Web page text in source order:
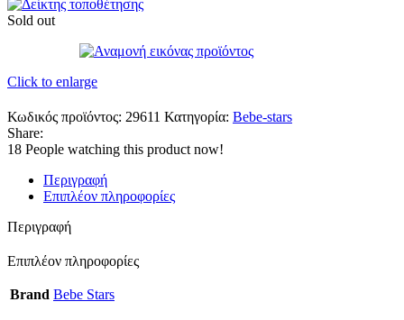
Sold out
Click to enlarge
Κωδικός προϊόντος: 29611 Κατηγορία: Bebe-stars
Share:
18 People watching this product now!
Περιγραφή
Επιπλέον πληροφορίες
Περιγραφή
Επιπλέον πληροφορίες
Brand Bebe Stars